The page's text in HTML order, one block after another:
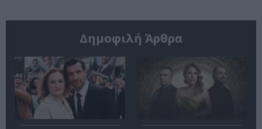
Δημοφιλή Άρθρα